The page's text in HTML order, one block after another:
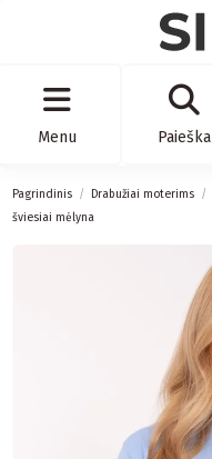
Menu Paieška
Pagrindinis Drabužiai moterims
šviesiai mėlyna